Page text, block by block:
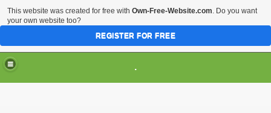
HOME
CIVILTA'
EVENTI & MANIFESTAZIONI
.
This website was created for free with Own-Free-Website.com. Do you want
your own website too?
REGISTER FOR FREE